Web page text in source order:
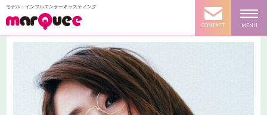
モデル・インフルエンサーキャスティング
CONTACT MENU